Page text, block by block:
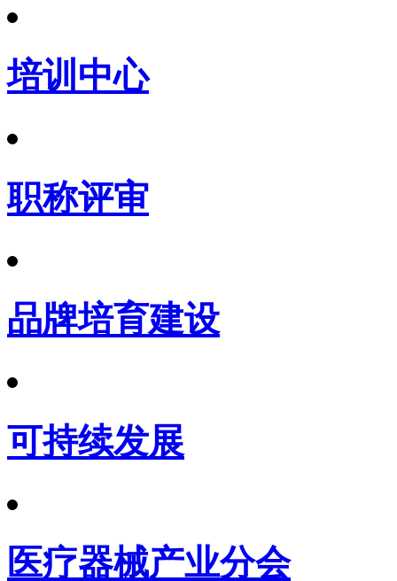
培训中心
职称评审
品牌培育建设
可持续发展
医疗器械产业分会